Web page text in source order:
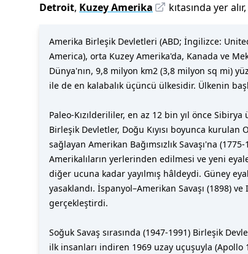
Detroit, Kuzey Amerika kıtasında yer alır,
Amerika Birleşik Devletleri (ABD; İngilizce:
America), orta Kuzey Amerika'da, Kanada ve
Dünya'nın, 9,8 milyon km2 (3,8 milyon sq mi)
ile de en kalabalık üçüncü ülkesidir. Ülkenin
Paleo-Kızılderililer, en az 12 bin yıl önce
Birleşik Devletler, Doğu Kıyısı boyunca
sağlayan Amerikan Bağımsızlık Savaşı'na
Amerikalıların yerlerinden edilmesi ve yeni
diğer ucuna kadar yayılmış hâldeydi. Güney
yasaklandı. İspanyol–Amerikan Savaşı (1898)
gerçekleştirdi.
Soğuk Savaş sırasında (1947-1991) Birleşik
ilk insanları indiren 1969 uzay uçuşuyla